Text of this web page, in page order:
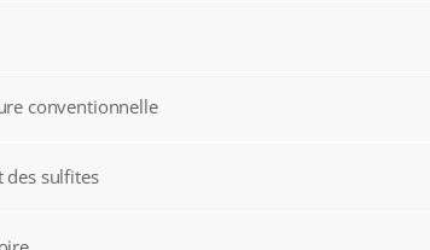
conventionnelle
des sulfites